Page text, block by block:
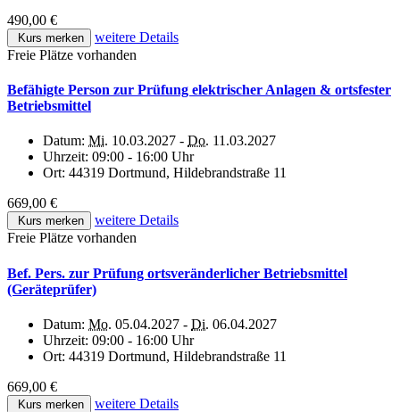
490,00 €
Kurs merken
weitere Details
Freie Plätze vorhanden
Befähigte Person zur Prüfung elektrischer Anlagen & ortsfester
Betriebsmittel
Datum: Mi. 10.03.2027 - Do. 11.03.2027
Uhrzeit: 09:00 - 16:00 Uhr
Ort: 44319 Dortmund, Hildebrandstraße 11
669,00 €
Kurs merken
weitere Details
Freie Plätze vorhanden
Bef. Pers. zur Prüfung ortsveränderlicher Betriebsmittel
(Geräteprüfer)
Datum: Mo. 05.04.2027 - Di. 06.04.2027
Uhrzeit: 09:00 - 16:00 Uhr
Ort: 44319 Dortmund, Hildebrandstraße 11
669,00 €
Kurs merken
weitere Details